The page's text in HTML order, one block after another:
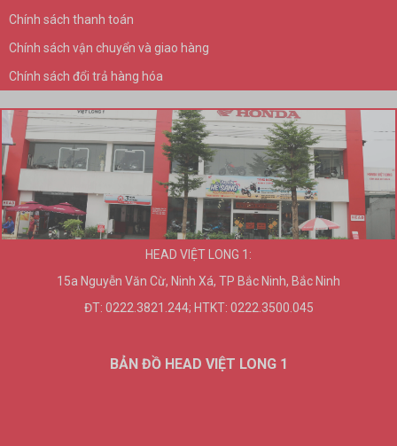
Chính sách thanh toán
Chính sách vận chuyển và giao hàng
Chính sách đổi trả hàng hóa
HEAD VIỆT LONG 1:
15a Nguyễn Văn Cừ, Ninh Xá, TP Bắc Ninh, Bắc Ninh
ĐT: 0222.3821.244; HTKT: 0222.3500.045
BẢN ĐỒ HEAD VIỆT LONG 1